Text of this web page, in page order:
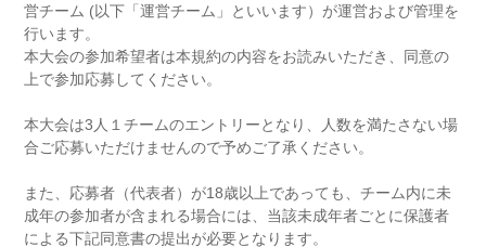
営チーム (以下「運営チーム」といいます）が運営および管理を
行います。
本大会の参加希望者は本規約の内容をお読みいただき、同意の
上で参加応募してください。
本大会は3人１チームのエントリーとなり、人数を満たさない場
合ご応募いただけませんので予めご了承ください。
また、応募者（代表者）が18歳以上であっても、チーム内に未
成年の参加者が含まれる場合には、当該未成年者ごとに保護者
による下記同意書の提出が必要となります。